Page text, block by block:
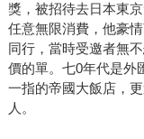
獎，被招待去日本東
任意無限消費，他豪
同行，當時受邀者無
價的單。七0年代是外
一指的帝國大飯店，
人。